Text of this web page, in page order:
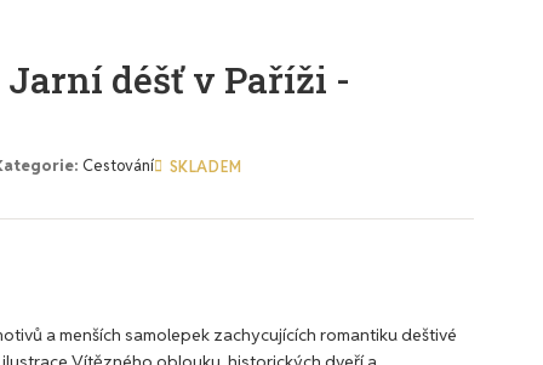
déšť v Paříži -
Cestování SKLADEM
a menších samolepek zachycujících romantiku deštivé